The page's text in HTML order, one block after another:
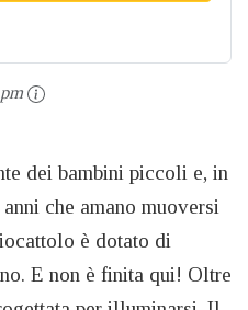
dei bambini piccoli e, in
che amano muoversi
è dotato di
E non è finita qui! Oltre